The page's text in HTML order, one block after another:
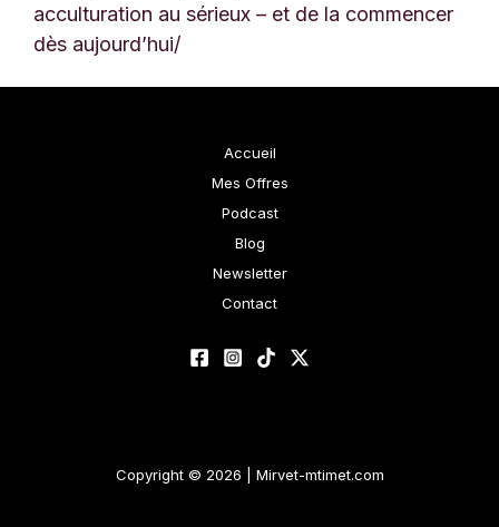
acculturation au sérieux – et de la commencer
dès aujourd’hui/
Accueil
Mes Offres
Podcast
Blog
Newsletter
Contact
Copyright © 2026 | Mirvet-mtimet.com